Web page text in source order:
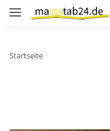
Startseite